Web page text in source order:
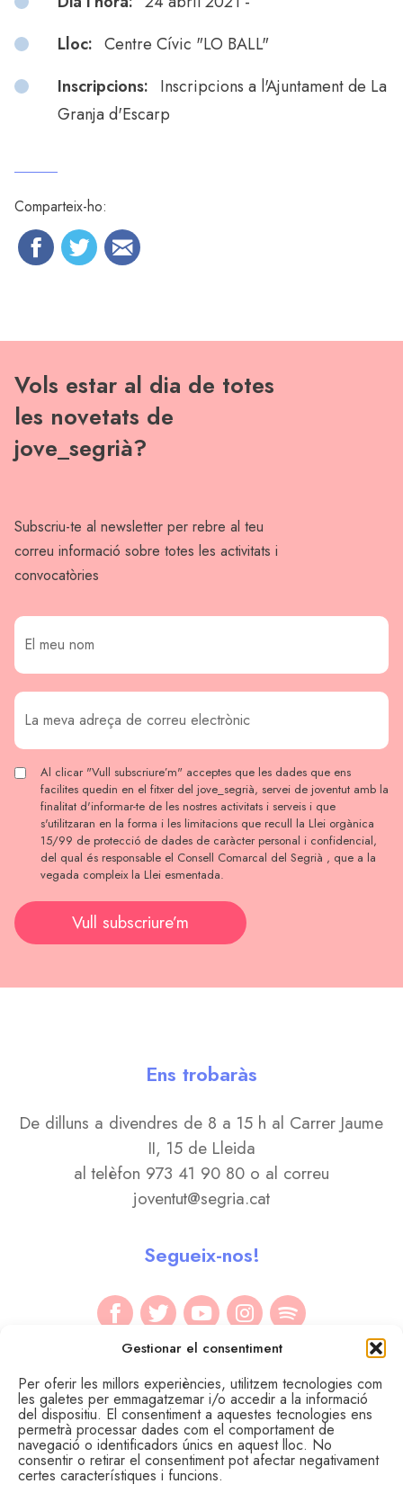
Gestionar el consentiment
Per oferir les millors experiències, utilitzem tecnologies com
les galetes per emmagatzemar i/o accedir a la informació
del dispositiu. El consentiment a aquestes tecnologies ens
permetrà processar dades com el comportament de
navegació o identificadors únics en aquest lloc. No
consentir o retirar el consentiment pot afectar negativament
certes característiques i funcions.
Lloc: Centre Cívic "LO BALL"
Inscripcions: Inscripcions a l'Ajuntament de La
Granja d'Escarp
Comparteix-ho:
Vols estar al dia de totes
les novetats de
jove_segrià?
Subscriu-te al newsletter per rebre al teu
correu informació sobre totes les activitats i
convocatòries
Al clicar "Vull subscriure’m" acceptes que les dades que ens
facilites quedin en el fitxer del jove_segrià, servei de joventut amb la
finalitat d'informar-te de les nostres activitats i serveis i que
s'utilitzaran en la forma i les limitacions que recull la Llei orgànica
15/99 de protecció de dades de caràcter personal i confidencial,
del qual és responsable el Consell Comarcal del Segrià , que a la
vegada compleix la Llei esmentada.
Vull subscriure’m
Ens trobaràs
De dilluns a divendres de 8 a 15 h al Carrer Jaume
II, 15 de Lleida
al telèfon 973 41 90 80 o al correu
joventut@segria.cat
Segueix-nos!